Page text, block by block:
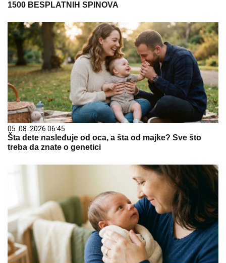
1500 BESPLATNIH SPINOVA
05. 08. 2026 06:45
Šta dete nasleđuje od oca, a šta od majke? Sve što
treba da znate o genetici